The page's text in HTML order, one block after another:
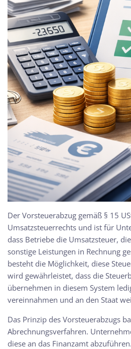
Der Vorsteuerabzug gemäß § 15
Umsatzsteuerrechts und ist für
dass Betriebe die Umsatzsteuer,
sonstige Leistungen in Rechnung
besteht die Möglichkeit, diese
wird gewährleistet, dass die
übernehmen in diesem System
vereinnahmen und an den Staat
Das Prinzip des Vorsteuerabzugs
Abrechnungsverfahren.
diese an das Finanzamt